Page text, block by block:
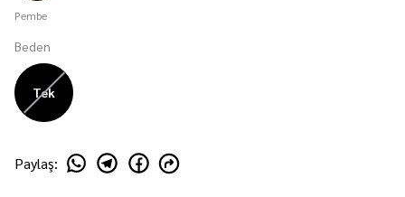
Pembe
Beden
Tek
Paylaş: